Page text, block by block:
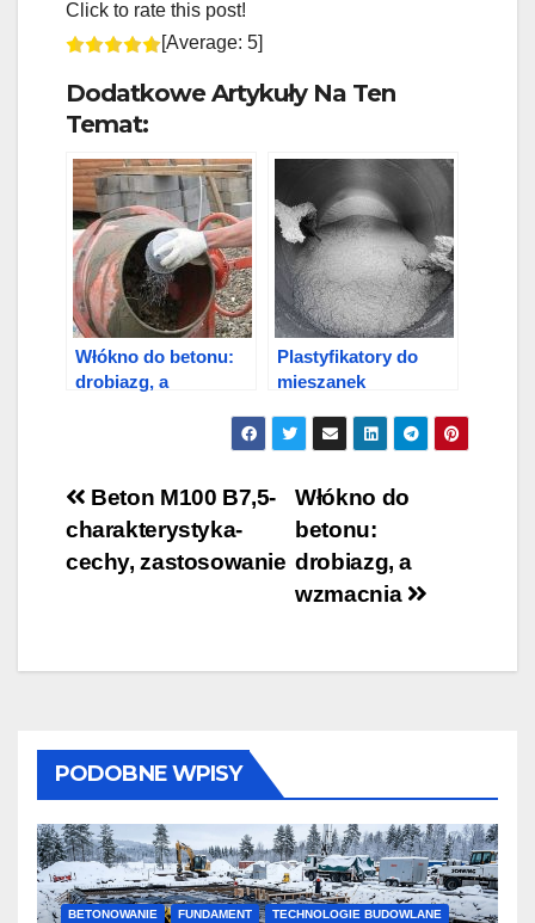
Click to rate this post!
[Average: 5]
Dodatkowe Artykuły Na Ten
Temat:
Włókno do betonu:
drobiazg, a
Plastyfikatory do
mieszanek
Nawigacja
wpisu
Włókno do
betonu:
drobiazg, a
wzmacnia
Beton M100 B7,5-
charakterystyka-
cechy, zastosowanie
PODOBNE WPISY
BETONOWANIE FUNDAMENT TECHNOLOGIE BUDOWLANE